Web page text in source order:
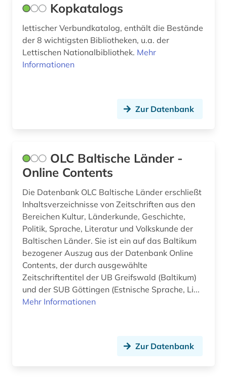
Kopkatalogs
lettischer Verbundkatalog, enthält die Bestände
der 8 wichtigsten Bibliotheken, u.a. der
Lettischen Nationalbibliothek. Mehr
Informationen
Zur Datenbank
OLC Baltische Länder -
Online Contents
Die Datenbank OLC Baltische Länder erschließt
Inhaltsverzeichnisse von Zeitschriften aus den
Bereichen Kultur, Länderkunde, Geschichte,
Politik, Sprache, Literatur und Volkskunde der
Baltischen Länder. Sie ist ein auf das Baltikum
bezogener Auszug aus der Datenbank Online
Contents, der durch ausgewählte
Zeitschriftentitel der UB Greifswald (Baltikum)
und der SUB Göttingen (Estnische Sprache, Li...
Mehr Informationen
Zur Datenbank